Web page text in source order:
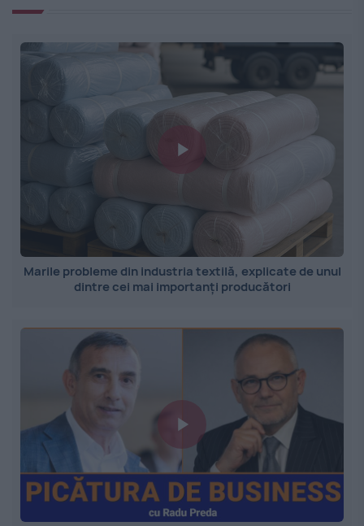
Marile probleme din industria textilă, explicate de unul
dintre cei mai importanți producători